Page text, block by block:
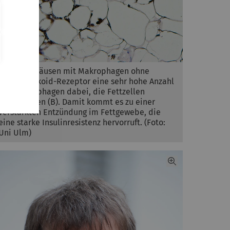
... ist bei Mäusen mit Makrophagen ohne
Glukokortikoid-Rezeptor eine sehr hohe Anzahl
von Makrophagen dabei, die Fettzellen
einzukreisen (B). Damit kommt es zu einer
Entzündung im Fettgewebe, die
starke Insulinresistenz hervorruft. (Foto:
Ulm)